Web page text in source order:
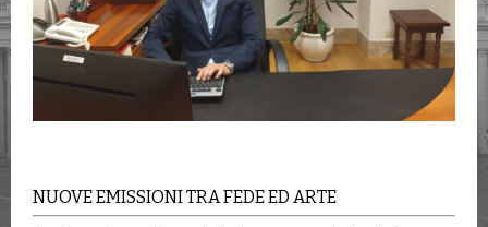
NUOVE EMISSIONI TRA FEDE ED ARTE